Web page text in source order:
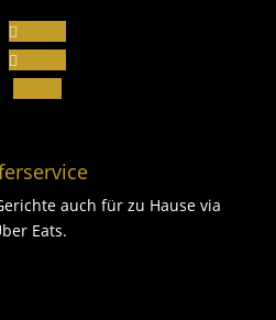
auch für zu Hause via
Eats.